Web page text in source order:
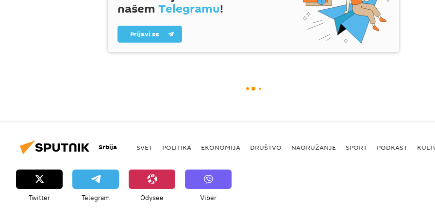
našem Telegramu!
Prijavi se
Srbija SVET POLITIKA EKONOMIJA DRUŠTVO NAORUŽANJE SPORT PODKAST
Twitter Telegram Odysee Viber